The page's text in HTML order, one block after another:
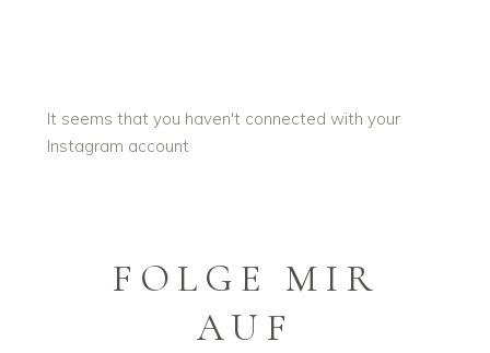
It seems that you haven't connected with your
Instagram account
FOLGE MIR
AUF